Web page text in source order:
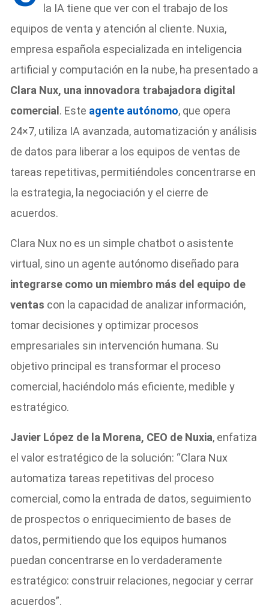
la IA tiene que ver con el trabajo de los
equipos de venta y atención al cliente. Nuxia,
empresa española especializada en inteligencia
artificial y computación en la nube, ha presentado a
Clara Nux, una innovadora trabajadora digital
comercial . Este agente autónomo, que opera
24×7, utiliza IA avanzada, automatización y análisis
de datos para liberar a los equipos de ventas de
tareas repetitivas, permitiéndoles concentrarse en
la estrategia, la negociación y el cierre de
acuerdos.
Clara Nux no es un simple chatbot o asistente
virtual, sino un agente autónomo diseñado para
integrarse como un miembro más del equipo de
ventas con la capacidad de analizar información,
tomar decisiones y optimizar procesos
empresariales sin intervención humana. Su
objetivo principal es transformar el proceso
comercial, haciéndolo más eficiente, medible y
estratégico.
Javier López de la Morena, CEO de Nuxia, enfatiza
el valor estratégico de la solución: “Clara Nux
automatiza tareas repetitivas del proceso
comercial, como la entrada de datos, seguimiento
de prospectos o enriquecimiento de bases de
datos, permitiendo que los equipos humanos
puedan concentrarse en lo verdaderamente
estratégico: construir relaciones, negociar y cerrar
acuerdos”.